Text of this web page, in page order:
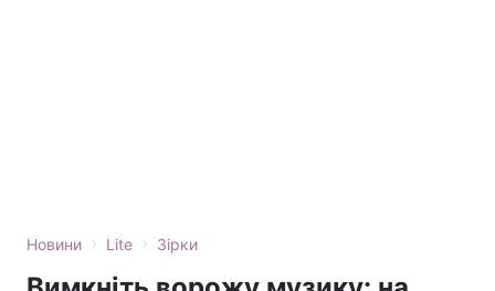
Новини › Lite › Зірки